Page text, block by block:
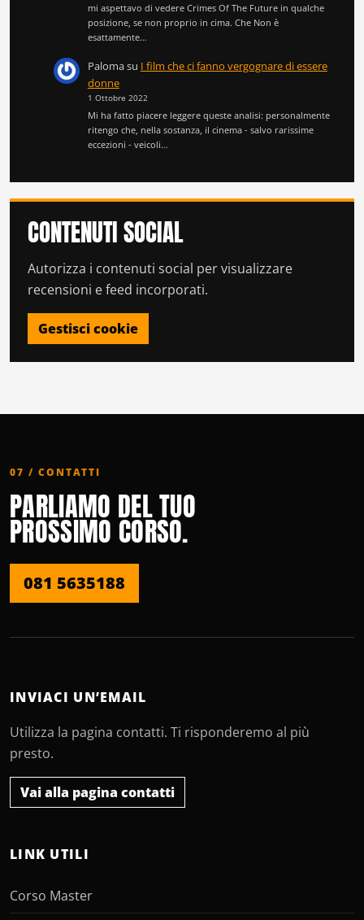
mi aspettavo di vedere Crimes Of The Future in qualche
posizione, se non proprio in cima. Che Non è
esattamente…
Palomasu I film che ci fanno vergognare di essere
donne
1 Ottobre 2022
Mi ha fatto piacere leggere queste analisi: personalmente
ritengo che, nella sostanza, il cinema - salvo rarissime
eccezioni - veicoli…
CONTENUTI SOCIAL
Autorizza i contenuti social per visualizzare
recensioni e feed incorporati.
Gestisci cookie
07 / CONTATTI
PARLIAMO DEL TUO
PROSSIMO CORSO.
081 5635188
INVIACI UN’EMAIL
Utilizza la pagina contatti. Ti risponderemo al più
presto.
Vai alla pagina contatti
LINK UTILI
Corso Master